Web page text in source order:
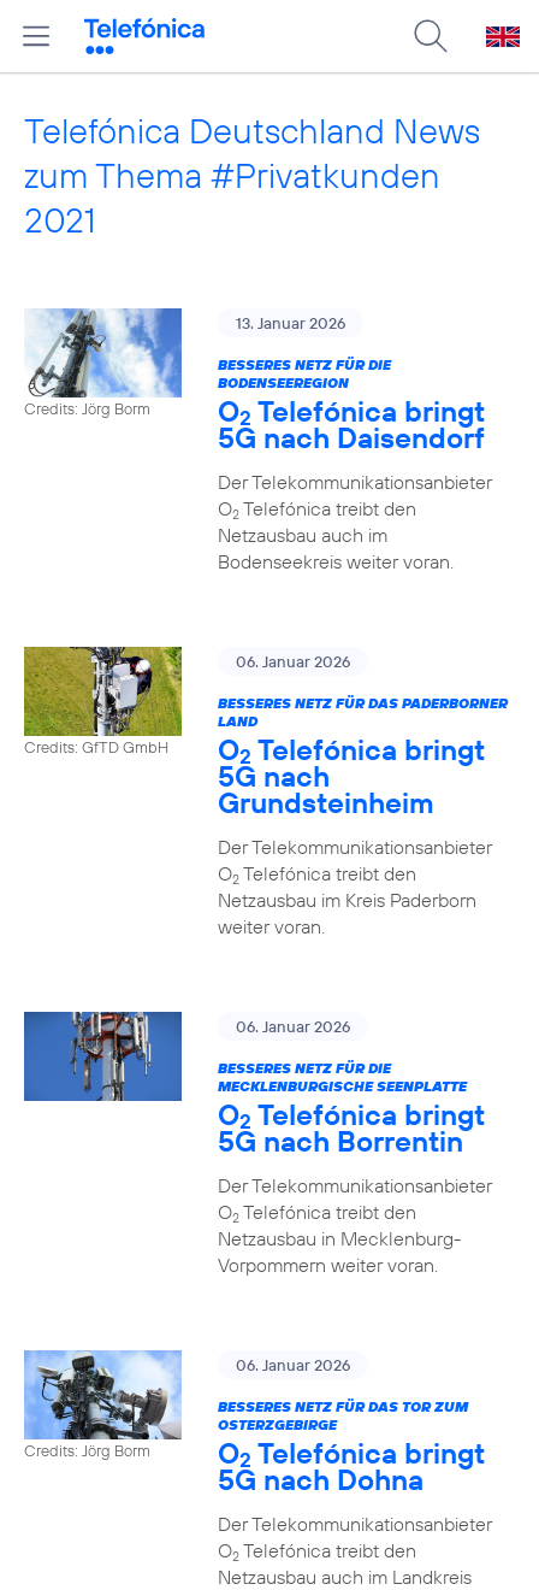
Telefónica Deutschland News
zum Thema #Privatkunden
2021
Credits: Jörg Borm
13. Januar 2026
BESSERES NETZ FÜR DIE
BODENSEEREGION
O2 Telefónica bringt
5G nach Daisendorf
Der Telekommunikationsanbieter
O2Telefónica treibt den
Netzausbau auch im
Bodenseekreis weiter voran.
Credits: GfTD GmbH
06. Januar 2026
BESSERES NETZ FÜR DAS PADERBORNER
LAND
O2 Telefónica bringt
5G nach
Grundsteinheim
Der Telekommunikationsanbieter
O2Telefónica treibt den
Netzausbau im Kreis Paderborn
weiter voran.
06. Januar 2026
BESSERES NETZ FÜR DIE
MECKLENBURGISCHE SEENPLATTE
O2 Telefónica bringt
5G nach Borrentin
Der Telekommunikationsanbieter
O2Telefónica treibt den
Netzausbau in Mecklenburg-
Vorpommern weiter voran.
Credits: Jörg Borm
06. Januar 2026
BESSERES NETZ FÜR DAS TOR ZUM
OSTERZGEBIRGE
O2 Telefónica bringt
5G nach Dohna
Der Telekommunikationsanbieter
O2Telefónica treibt den
Netzausbau auch im Landkreis